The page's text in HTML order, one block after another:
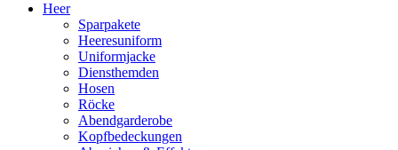
Heer
Sparpakete
Heeresuniform
Uniformjacke
Diensthemden
Hosen
Röcke
Abendgarderobe
Kopfbedeckungen